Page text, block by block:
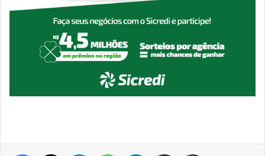
Facebook Linkedin WhatsAppTelegram Compartilhar via e-mail